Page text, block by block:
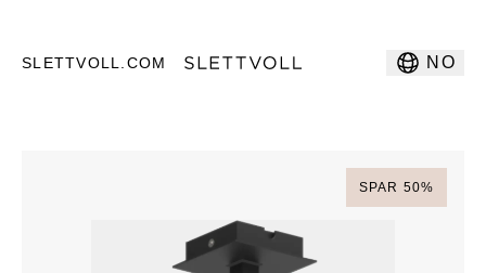
SLETTVOLL.COM NO
SPAR 50%